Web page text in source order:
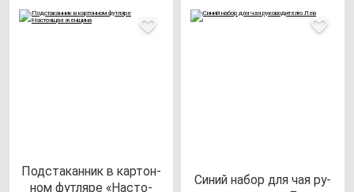
Под­ста­кан­ник в кар­тон­
ном фут­ля­ре «Нас­то­
Синий на­бор для чая ру­